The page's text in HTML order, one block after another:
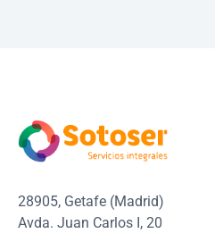
28905, Getafe (Madrid)
Avda. Juan Carlos I, 20